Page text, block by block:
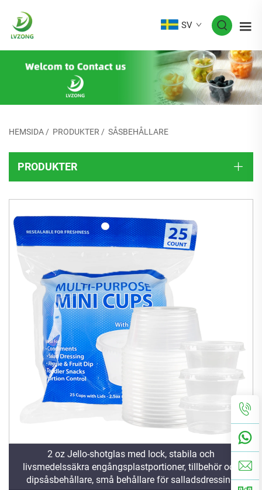
SV
HEMSIDA/ PRODUKTER/ SÅSBEHÅLLARE
PRODUKTER
2 oz Jello-shotglas med lock, stabila och
livsmedelssäkra engångsplastportioner, tillbehör och
dipsåsbehållare, små behållare för salladsdressing